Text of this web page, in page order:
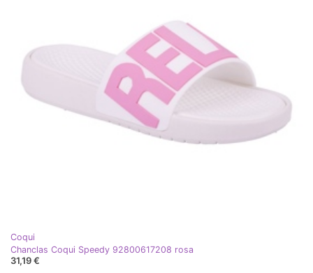
Coqui
Chanclas Coqui Speedy 92800617208 rosa
31,19 €